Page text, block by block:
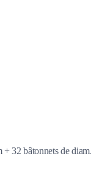
+ 32 bâtonnets de